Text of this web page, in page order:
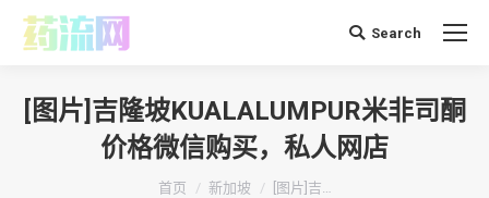
搜 Search
[图片]吉隆坡KUALALUMPUR米非司酮
价格微信购买，私人网店
你在这里：
首页 新加坡 [图片]吉…